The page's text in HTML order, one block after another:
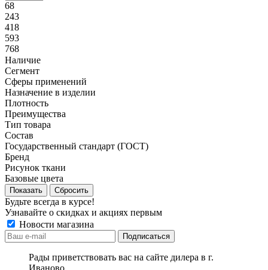
68
243
418
593
768
Наличие
Сегмент
Сферы применений
Назначение в изделии
Плотность
Преимущества
Тип товара
Состав
Государственный стандарт (ГОСТ)
Бренд
Рисунок ткани
Базовые цвета
Сбросить
Будьте всегда в курсе!
Узнавайте о скидках и акциях первым
Новости магазина
Рады приветствовать вас на сайте дилера в г.